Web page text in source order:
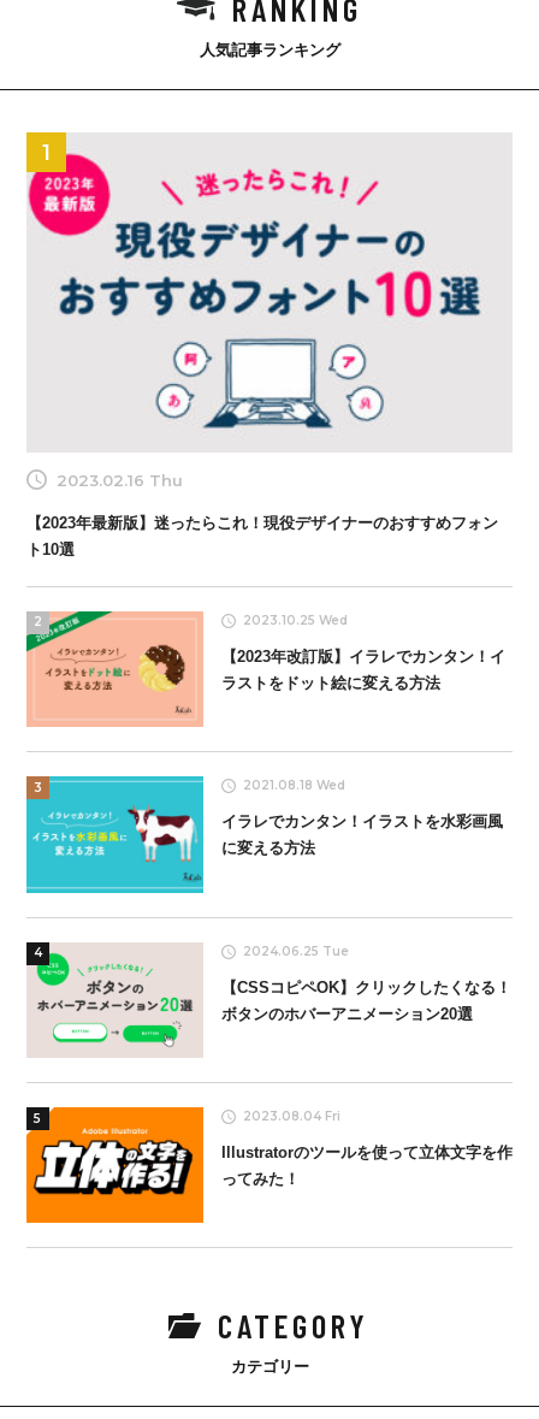
RANKING
人気記事ランキング
1
2023.02.16 Thu
【2023年最新版】迷ったらこれ！現役デザイナーのおすすめフォン
ト10選
2 2023.10.25 Wed
【2023年改訂版】イラレでカンタン！イ
ラストをドット絵に変える方法
3 2021.08.18 Wed
イラレでカンタン！イラストを水彩画風
に変える方法
4 2024.06.25 Tue
【CSSコピペOK】クリックしたくなる！
ボタンのホバーアニメーション20選
5 2023.08.04 Fri
Illustratorのツールを使って立体文字を作
ってみた！
CATEGORY
カテゴリー